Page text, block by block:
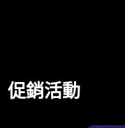
促銷活動